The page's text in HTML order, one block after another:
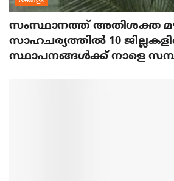
സംസ്ഥാനത്ത് അതിശക്ത
സാഹചര്യത്തിൽ 10
സ്ഥാപനങ്ങൾക്ക് നാളെ